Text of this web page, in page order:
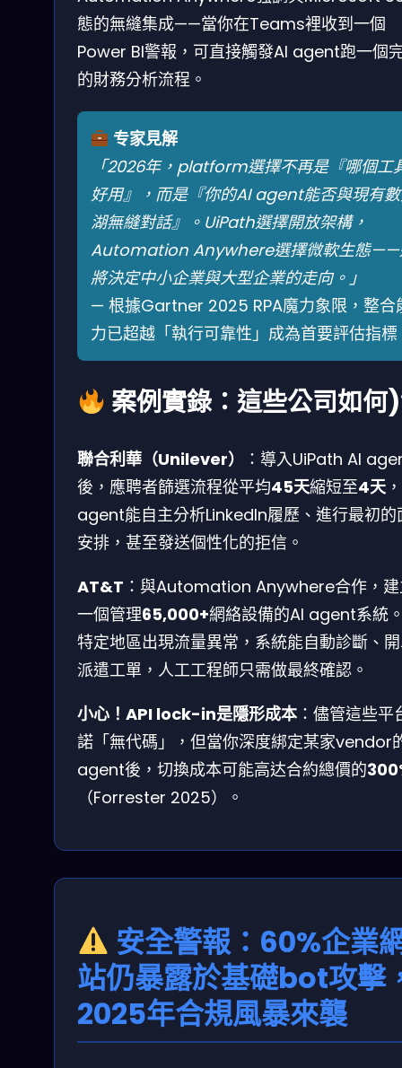
態的無縫集成——當你在Teams裡收到一個
Power BI警報，可直接觸發AI agent跑一個
的財務分析流程。
专家見解
「2026年，platform選擇不再是『哪個工
好用』，而是『你的AI agent能否與現有
湖無縫對話』。UiPath選擇開放架構，
Automation Anywhere選擇微軟生態——
將決定中小企業與大型企業的走向。」
— 根據Gartner 2025 RPA魔力象限，整合
力已超越「執行可靠性」成為首要評估指標
案例實錄：這些公司如何
聯合利華（Unilever）
：導入UiPath AI
後，應聘者篩選流程從平均45天縮短至4天
agent能自主分析LinkedIn履歷、進行最初的
安排，甚至發送個性化的拒信。
AT&T ：與Automation Anywhere合作，
一個管理65,000+網絡設備的AI agent系統
特定地區出現流量異常，系統能自動診斷、
派遣工單，人工工程師只需做最終確認。
小心！API lock-in是隱形成本 ：儘管這些平
諾「無代碼」，但當你深度綁定某家vendor
agent後，切換成本可能高达合約總價的
（Forrester 2025）。
安全警報：60%企業
站仍暴露於基礎bot攻擊
2025年合規風暴來襲